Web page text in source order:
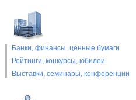
Банки, финансы, ценные бумаги
Рейтинги, конкурсы, юбилеи
Выставки, cеминары, конференции